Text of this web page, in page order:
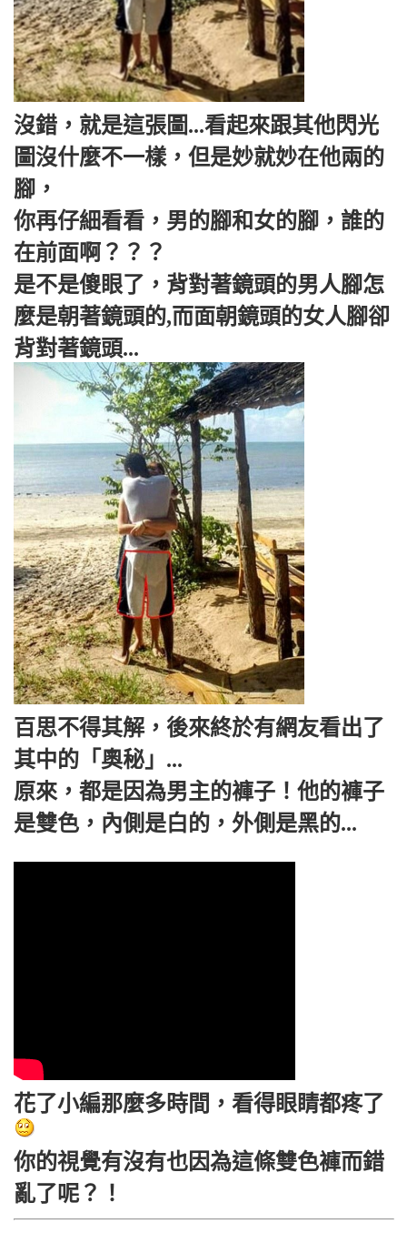
沒錯，就是這張圖...看起來跟其他閃光
圖沒什麼不一樣，但是妙就妙在他兩的
腳，
你再仔細看看，男的腳和女的腳，誰的
在前面啊？？？
是不是傻眼了，背對著鏡頭的男人腳怎
麼是朝著鏡頭的,而面朝鏡頭的女人腳卻
背對著鏡頭...
百思不得其解，後來終於有網友看出了
其中的「奧秘」...
原來，都是因為男主的褲子！他的褲子
是雙色，內側是白的，外側是黑的...
花了小編那麼多時間，看得眼睛都疼了
你的視覺有沒有也因為這條雙色褲而錯
亂了呢？！